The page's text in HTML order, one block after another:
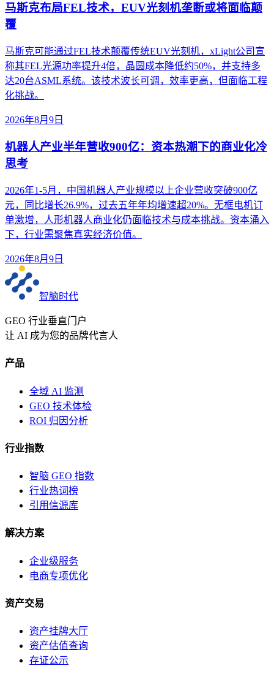
马斯克布局FEL技术，EUV光刻机垄断或将面临颠
覆
马斯克可能通过FEL技术颠覆传统EUV光刻机，xLight公司宣
称其FEL光源功率提升4倍，晶圆成本降低约50%，并支持多
达20台ASML系统。该技术波长可调，效率更高，但面临工程
化挑战。
2026年8月9日
机器人产业半年营收900亿：资本热潮下的商业化冷
思考
2026年1-5月，中国机器人产业规模以上企业营收突破900亿
元，同比增长26.9%，过去五年年均增速超20%。无框电机订
单激增，人形机器人商业化仍面临技术与成本挑战。资本涌入
下，行业需聚焦真实经济价值。
2026年8月9日
智脑时代
GEO 行业垂直门户
让 AI 成为您的品牌代言人
产品
全域 AI 监测
GEO 技术体检
ROI 归因分析
行业指数
智脑 GEO 指数
行业热词榜
引用信源库
解决方案
企业级服务
电商专项优化
资产交易
资产挂牌大厅
资产估值查询
存证公示